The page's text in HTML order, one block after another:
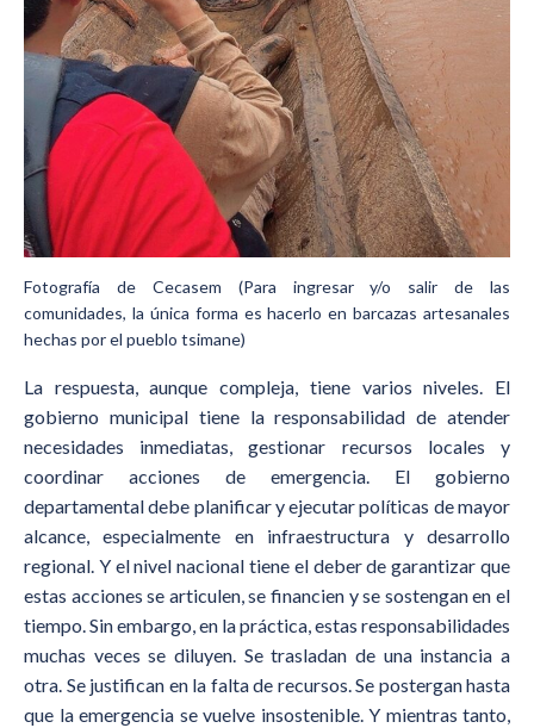
Fotografía de Cecasem (Para ingresar y/o salir de las
comunidades, la única forma es hacerlo en barcazas artesanales
hechas por el pueblo tsimane)
La respuesta, aunque compleja, tiene varios niveles. El
gobierno municipal tiene la responsabilidad de atender
necesidades inmediatas, gestionar recursos locales y
coordinar acciones de emergencia. El gobierno
departamental debe planificar y ejecutar políticas de mayor
alcance, especialmente en infraestructura y desarrollo
regional. Y el nivel nacional tiene el deber de garantizar que
estas acciones se articulen, se financien y se sostengan en el
tiempo. Sin embargo, en la práctica, estas responsabilidades
muchas veces se diluyen. Se trasladan de una instancia a
otra. Se justifican en la falta de recursos. Se postergan hasta
que la emergencia se vuelve insostenible. Y mientras tanto,